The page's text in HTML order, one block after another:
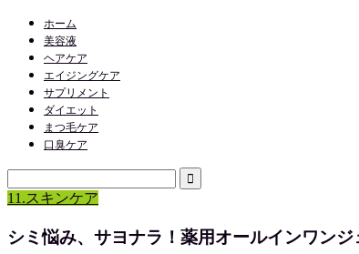
ホーム
美容液
ヘアケア
エイジングケア
サプリメント
ダイエット
まつ毛ケア
口臭ケア
11.スキンケア
シミ悩み、サヨナラ！薬用オールインワンジ